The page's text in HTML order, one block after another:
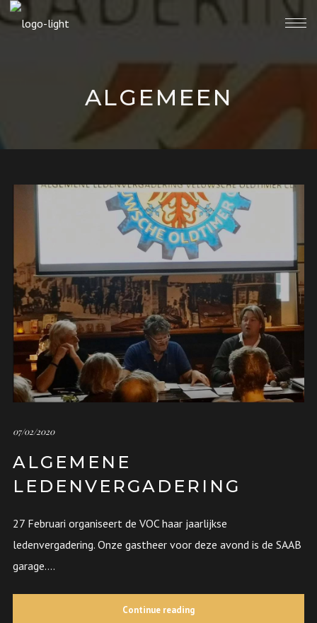
ALGEMEEN
07/02/2020
ALGEMENE
LEDENVERGADERING
27 Februari organiseert de VOC haar jaarlijkse
ledenvergadering. Onze gastheer voor deze avond is de SAAB
garage....
Continue reading